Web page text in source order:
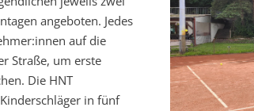
angeboten. Jedes
auf die
Straße, um erste
Die HNT
in fünf